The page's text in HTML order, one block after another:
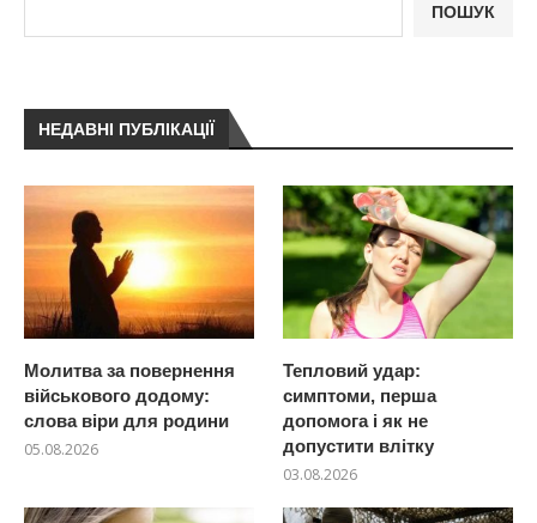
ПОШУК
НЕДАВНІ ПУБЛІКАЦІЇ
Молитва за повернення
військового додому:
слова віри для родини
05.08.2026
Тепловий удар:
симптоми, перша
допомога і як не
допустити влітку
03.08.2026